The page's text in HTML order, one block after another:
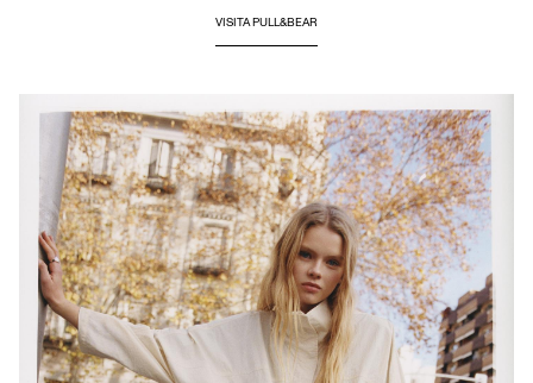
VISITA PULL&BEAR